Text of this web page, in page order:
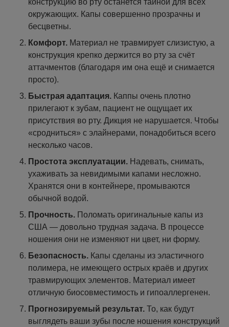
окружающих. Капы совершенно прозрачны и
бесцветны.
Комфорт. Материал не травмирует слизистую, а
конструкция крепко держится во рту за счёт
аттачментов (благодаря им она ещё и снимается
просто).
Быстрая адаптация. Каппы очень плотно
прилегают к зубам, пациент не ощущает их
присутствия во рту. Дикция не нарушается. Чтобы
«сродниться» с элайнерами, понадобиться всего
несколько часов.
Простота эксплуатации. Надевать, снимать,
ухаживать за невидимыми капами несложно.
Хранятся они в контейнере, промываются
обычной водой.
Прочность. Поломать оригинальные капы из
США — довольно трудная задача. В процессе
ношения они не изменяют ни цвет, ни форму.
Безопасность. Капы сделаны из эластичного
полимера, не имеющего острых краёв и других
травмирующих элементов. Материал имеет
отличную биосовместимость и гипоаллергенен.
Прогнозируемый результат. То, как будут
выглядеть ваши зубы после ношения конструкций